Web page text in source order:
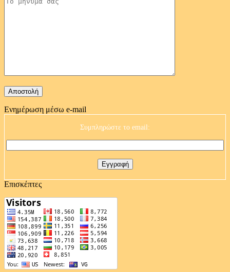
Ενημέρωση μέσω e-mail
Συμπληρώστε το email:
Επισκέπτες